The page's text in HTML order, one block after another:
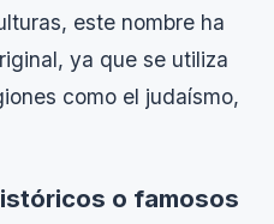
este nombre ha
ya que se utiliza
como el judaísmo,
o famosos